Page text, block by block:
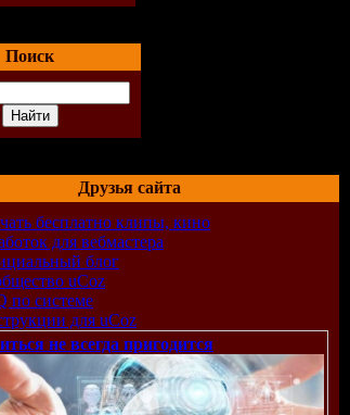
Поиск
Друзья сайта
бесплатно клипы, кино
для вебмастера
блог
uCoz
по системе
для uCoz
не всегда пригодится